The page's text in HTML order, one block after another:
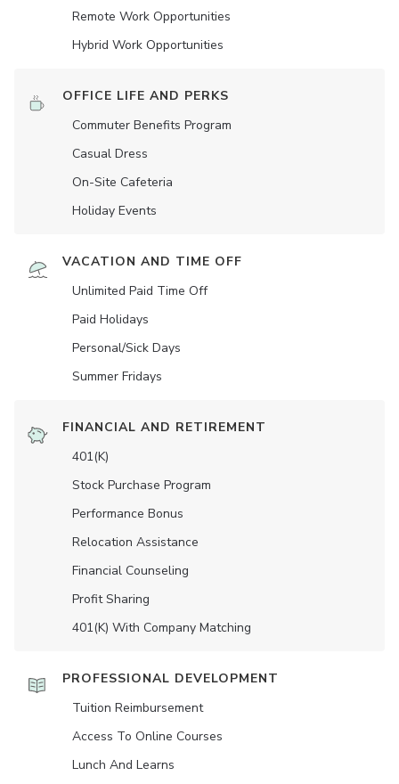
Remote Work Opportunities
Hybrid Work Opportunities
OFFICE LIFE AND PERKS
Commuter Benefits Program
Casual Dress
On-Site Cafeteria
Holiday Events
VACATION AND TIME OFF
Unlimited Paid Time Off
Paid Holidays
Personal/Sick Days
Summer Fridays
FINANCIAL AND RETIREMENT
401(K)
Stock Purchase Program
Performance Bonus
Relocation Assistance
Financial Counseling
Profit Sharing
401(K) With Company Matching
PROFESSIONAL DEVELOPMENT
Tuition Reimbursement
Access To Online Courses
Lunch And Learns